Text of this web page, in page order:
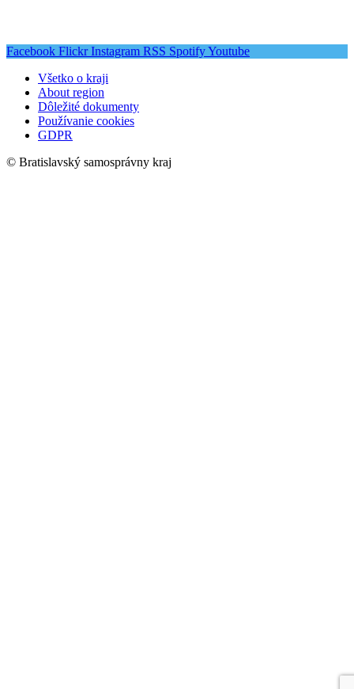
Facebook Flickr Instagram RSS SpotifyYoutube
Všetko o kraji
About region
Dôležité dokumenty
Používanie cookies
GDPR
© Bratislavský samosprávny kraj